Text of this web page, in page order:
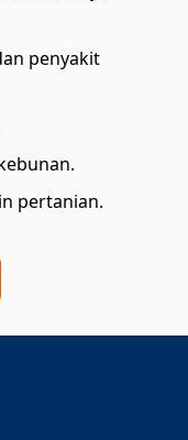
penyakit
pertanian.